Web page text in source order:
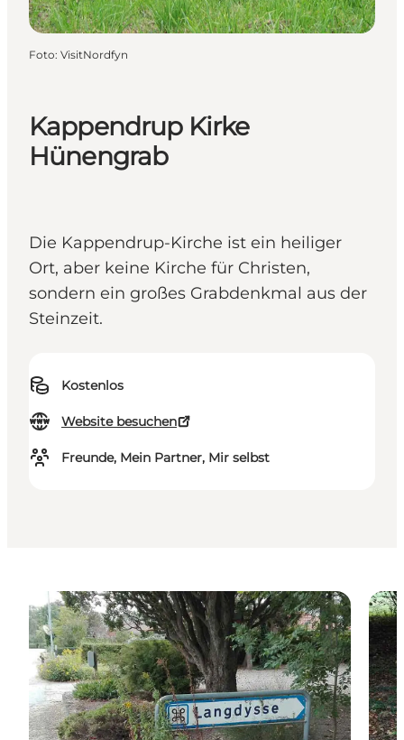
Kappendrup Kirke
Hünengrab
Die Kappendrup-Kirche ist ein heiliger
Ort, aber keine Kirche für Christen,
sondern ein großes Grabdenkmal aus der
Steinzeit.
Kostenlos
Website besuchen
Freunde, Mein Partner, Mir selbst
Foto: VisitNordfyn